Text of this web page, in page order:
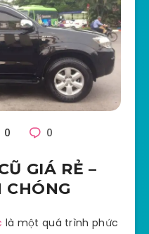
0 0
GIÁ RẺ –
CHÓNG
là một quá trình phức